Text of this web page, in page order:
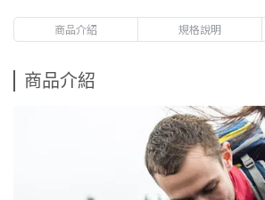
商品介紹 規格說明
商品介紹